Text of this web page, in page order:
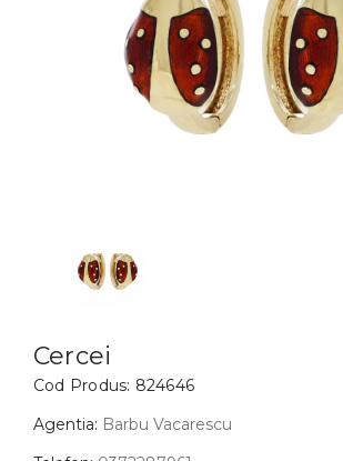
BIJUTERII COPII
Cercei
Bratari
Coliere
Cercei
Cod Produs: 824646
Agentia: Barbu Vacarescu